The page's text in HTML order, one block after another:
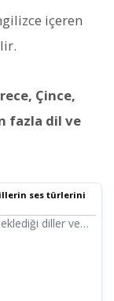
içeren
Çince,
fazla dil ve
ses türlerini
diller ve